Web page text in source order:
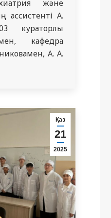
және
ассистенті А.
кураторлық
кафедра
А. А.
КеАҚ-мен 11
Семей
тарихы,
қабылдау
Қаз
21
2025